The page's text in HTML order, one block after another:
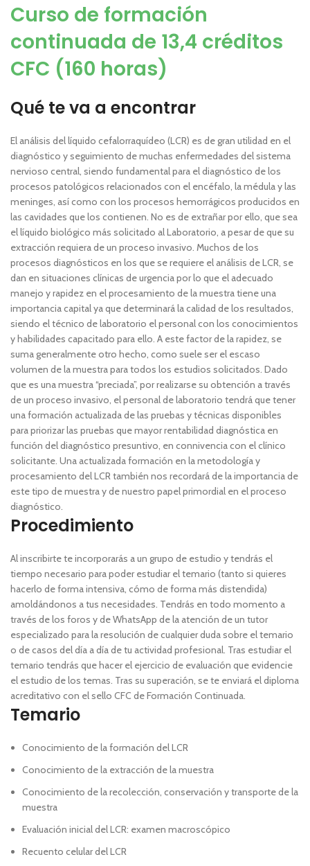
Curso de formación
continuada de 13,4 créditos
CFC (160 horas)
Qué te va a encontrar
El análisis del líquido cefalorraquídeo (LCR) es de gran utilidad en el
diagnóstico y seguimiento de muchas enfermedades del sistema
nervioso central, siendo fundamental para el diagnóstico de los
procesos patológicos relacionados con el encéfalo, la médula y las
meninges, así como con los procesos hemorrágicos producidos en
las cavidades que los contienen. No es de extrañar por ello, que sea
el líquido biológico más solicitado al Laboratorio, a pesar de que su
extracción requiera de un proceso invasivo. Muchos de los
procesos diagnósticos en los que se requiere el análisis de LCR, se
dan en situaciones clínicas de urgencia por lo que el adecuado
manejo y rapidez en el procesamiento de la muestra tiene una
importancia capital ya que determinará la calidad de los resultados,
siendo el técnico de laboratorio el personal con los conocimientos
y habilidades capacitado para ello. A este factor de la rapidez, se
suma generalmente otro hecho, como suele ser el escaso
volumen de la muestra para todos los estudios solicitados. Dado
que es una muestra “preciada”, por realizarse su obtención a través
de un proceso invasivo, el personal de laboratorio tendrá que tener
una formación actualizada de las pruebas y técnicas disponibles
para priorizar las pruebas que mayor rentabilidad diagnóstica en
función del diagnóstico presuntivo, en connivencia con el clínico
solicitante. Una actualizada formación en la metodología y
procesamiento del LCR también nos recordará de la importancia de
este tipo de muestra y de nuestro papel primordial en el proceso
diagnóstico.
Procedimiento
Al inscribirte te incorporarás a un grupo de estudio y tendrás el
tiempo necesario para poder estudiar el temario (tanto si quieres
hacerlo de forma intensiva, cómo de forma más distendida)
amoldándonos a tus necesidades. Tendrás en todo momento a
través de los foros y de WhatsApp de la atención de un tutor
especializado para la resolución de cualquier duda sobre el temario
o de casos del día a día de tu actividad profesional. Tras estudiar el
temario tendrás que hacer el ejercicio de evaluación que evidencie
el estudio de los temas. Tras su superación, se te enviará el diploma
acreditativo con el sello CFC de Formación Continuada.
Temario
Conocimiento de la formación del LCR
Conocimiento de la extracción de la muestra
Conocimiento de la recolección, conservación y transporte de la
muestra
Evaluación inicial del LCR: examen macroscópico
Recuento celular del LCR